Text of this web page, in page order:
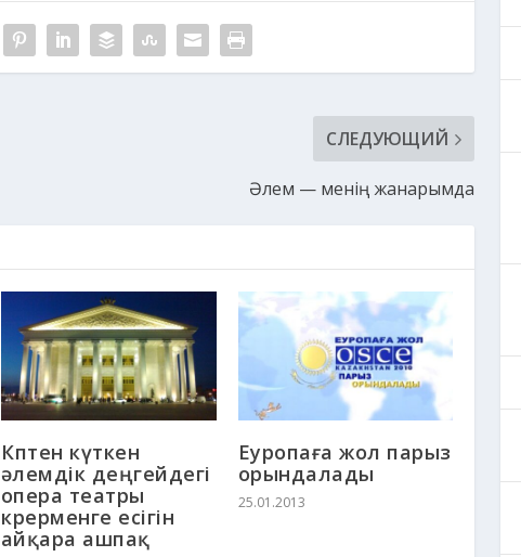
СЛЕДУЮЩИЙ
Әлем — менің жанарымда
Көптен күткен
әлемдік деңгейдегі
опера театры
көрерменге есігін
айқара ашпақ
Еуропаға жол парыз
орындалады
25.01.2013